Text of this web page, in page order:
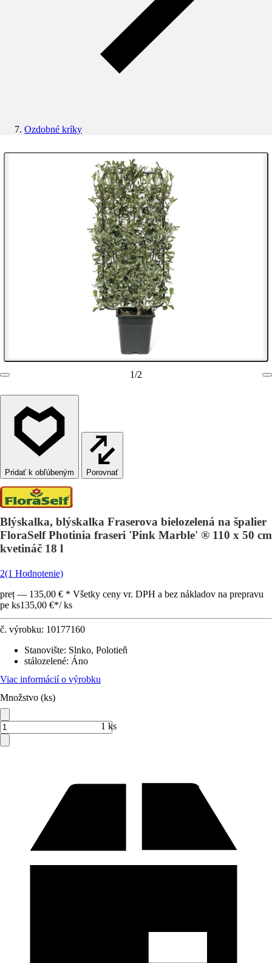
Ozdobné kríky
1/2
Porovnať
Blýskalka, blýskalka Fraserova bielozelená na špalier
FloraSelf Photinia fraseri 'Pink Marble' ® 110 x 50 cm
kvetináč 18 l
2(1 Hodnotenie)
preț — 135,00 € * Všetky ceny vr. DPH a bez nákladov na prepravu
pe ks135,00 €*/ ks
č. výrobku: 10177160
Stanovište: Slnko, Polotieň
stálozelené: Áno
Viac informácií o výrobku
Množstvo (ks)
1 ks